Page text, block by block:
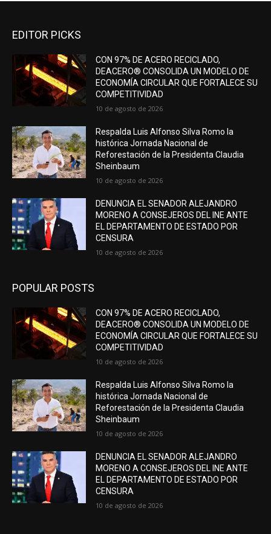
EDITOR PICKS
CON 97% DE ACERO RECICLADO,
DEACERO® CONSOLIDA UN MODELO DE
ECONOMÍA CIRCULAR QUE FORTALECE SU
COMPETITIVIDAD
10 de agosto de 2026
Respalda Luis Alfonso Silva Romo la
histórica Jornada Nacional de
Reforestación de la Presidenta Claudia
Sheinbaum
10 de agosto de 2026
DENUNCIA EL SENADOR ALEJANDRO
MORENO A CONSEJEROS DEL INE ANTE
EL DEPARTAMENTO DE ESTADO POR
CENSURA
10 de agosto de 2026
POPULAR POSTS
CON 97% DE ACERO RECICLADO,
DEACERO® CONSOLIDA UN MODELO DE
ECONOMÍA CIRCULAR QUE FORTALECE SU
COMPETITIVIDAD
10 de agosto de 2026
Respalda Luis Alfonso Silva Romo la
histórica Jornada Nacional de
Reforestación de la Presidenta Claudia
Sheinbaum
10 de agosto de 2026
DENUNCIA EL SENADOR ALEJANDRO
MORENO A CONSEJEROS DEL INE ANTE
EL DEPARTAMENTO DE ESTADO POR
CENSURA
10 de agosto de 2026